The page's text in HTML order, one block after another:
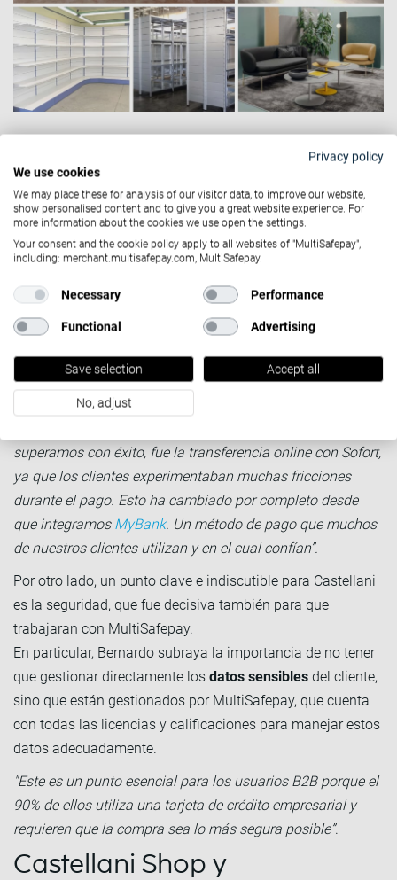
Cómo los pagos online B2B
adecuados potencian a
Castellani Shop
Hoy día, la mayoría de las transacciones con pago
MultiSafepay.
La transferencia bancaria clásica sigue siendo
pagos con tarjeta son superiores a los realizados a través
de PayPal.
superamos con éxito, fue la transferencia online con Sofort,
ya que los clientes experimentaban muchas fricciones
durante el pago. Esto ha cambiado por completo desde
que integramos MyBank. Un método de pago que muchos
de nuestros clientes utilizan y en el cual confían”.
Por otro lado, un punto clave e indiscutible para Castellani
es la seguridad, que fue decisiva también para que
trabajaran con MultiSafepay.
En particular, Bernardo subraya la importancia de no tener
que gestionar directamente los datos sensibles del cliente,
sino que están gestionados por MultiSafepay, que cuenta
con todas las licencias y calificaciones para manejar estos
datos adecuadamente.
"Este es un punto esencial para los usuarios B2B porque el
90% de ellos utiliza una tarjeta de crédito empresarial y
requieren que la compra sea lo más segura posible”.
Castellani Shop y
Privacy policy
We use cookies
We may place these for analysis of our visitor data, to improve our website,
show personalised content and to give you a great website experience. For
more information about the cookies we use open the settings.
Your consent and the cookie policy apply to all websites of "MultiSafepay",
including: merchant.multisafepay.com, MultiSafepay.
Necessary Performance
Functional Advertising
Save selection Accept all
No, adjust